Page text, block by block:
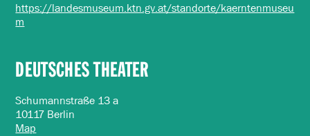
https://landesmuseum.ktn.gv.at/standorte/kaerntenmuseu
m
DEUTSCHES THEATER
Schumannstraße 13 a
10117 Berlin
Map